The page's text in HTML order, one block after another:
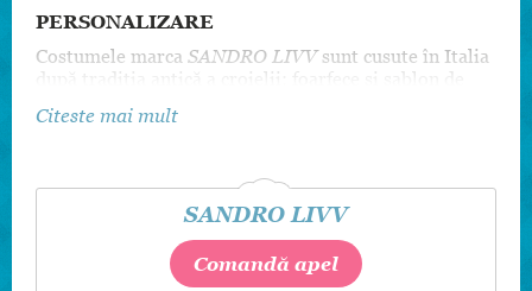
PERSONALIZARE
Costumele marca SANDRO LIVVsunt cusute în Italia
după tradiția antică a croielii: foarfece și sablon de
atelierul a reușit să îmbine tradiția cusutului de mână
gusturile oricărui client, începând de la sacouri,
pantaloni, terminând cu nasturi și culoarea aței cu
Citeste mai mult
SANDRO LIVV
Comandă apel